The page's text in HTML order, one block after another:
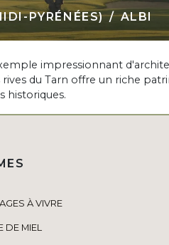
PYRÉNÉES) ALBI
impressionnant
du Tarn offre un riche
historiques.
À VIVRE
DE MIEL